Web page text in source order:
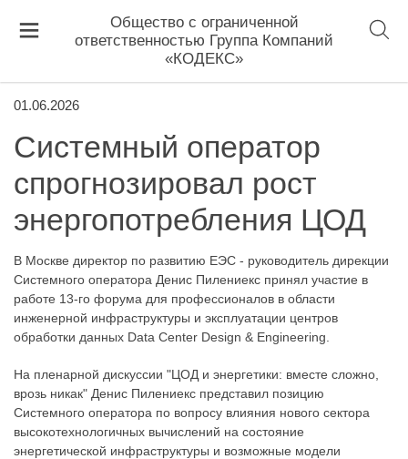
Общество с ограниченной
ответственностью Группа Компаний
«КОДЕКС»
01.06.2026
Системный оператор
спрогнозировал рост
энергопотребления ЦОД
В Москве директор по развитию ЕЭС - руководитель дирекции
Системного оператора Денис Пилениекс принял участие в
работе 13-го форума для профессионалов в области
инженерной инфраструктуры и эксплуатации центров
обработки данных Data Center Design & Engineering.
На пленарной дискуссии "ЦОД и энергетики: вместе сложно,
врозь никак" Денис Пилениекс представил позицию
Системного оператора по вопросу влияния нового сектора
высокотехнологичных вычислений на состояние
энергетической инфраструктуры и возможные модели